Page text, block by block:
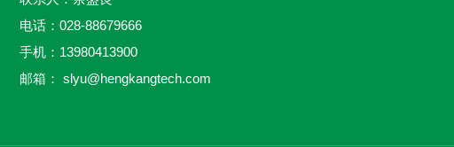
电话：028-88679666
手机：13980413900
邮箱： slyu@hengkangtech.com